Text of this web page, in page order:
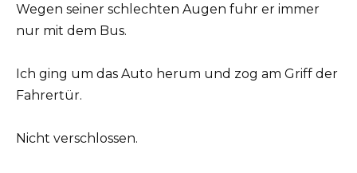
Wegen seiner schlechten Augen fuhr er immer
nur mit dem Bus.
Ich ging um das Auto herum und zog am Griff der
Fahrertür.
Nicht verschlossen.